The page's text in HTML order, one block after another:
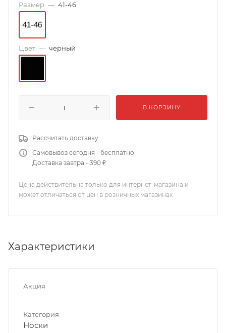
Размер — 41-46
Цвет — черный
В КОРЗИНУ
Рассчитать доставку
Самовывоз сегодня - бесплатно
Доставка завтра - 390 ₽
Цена действительна только для интернет-магазина и
может отличаться от цен в розничных магазинах
Характеристики
Акция
Категория
Носки